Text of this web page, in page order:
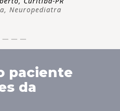
Neuropediatra
paciente
da